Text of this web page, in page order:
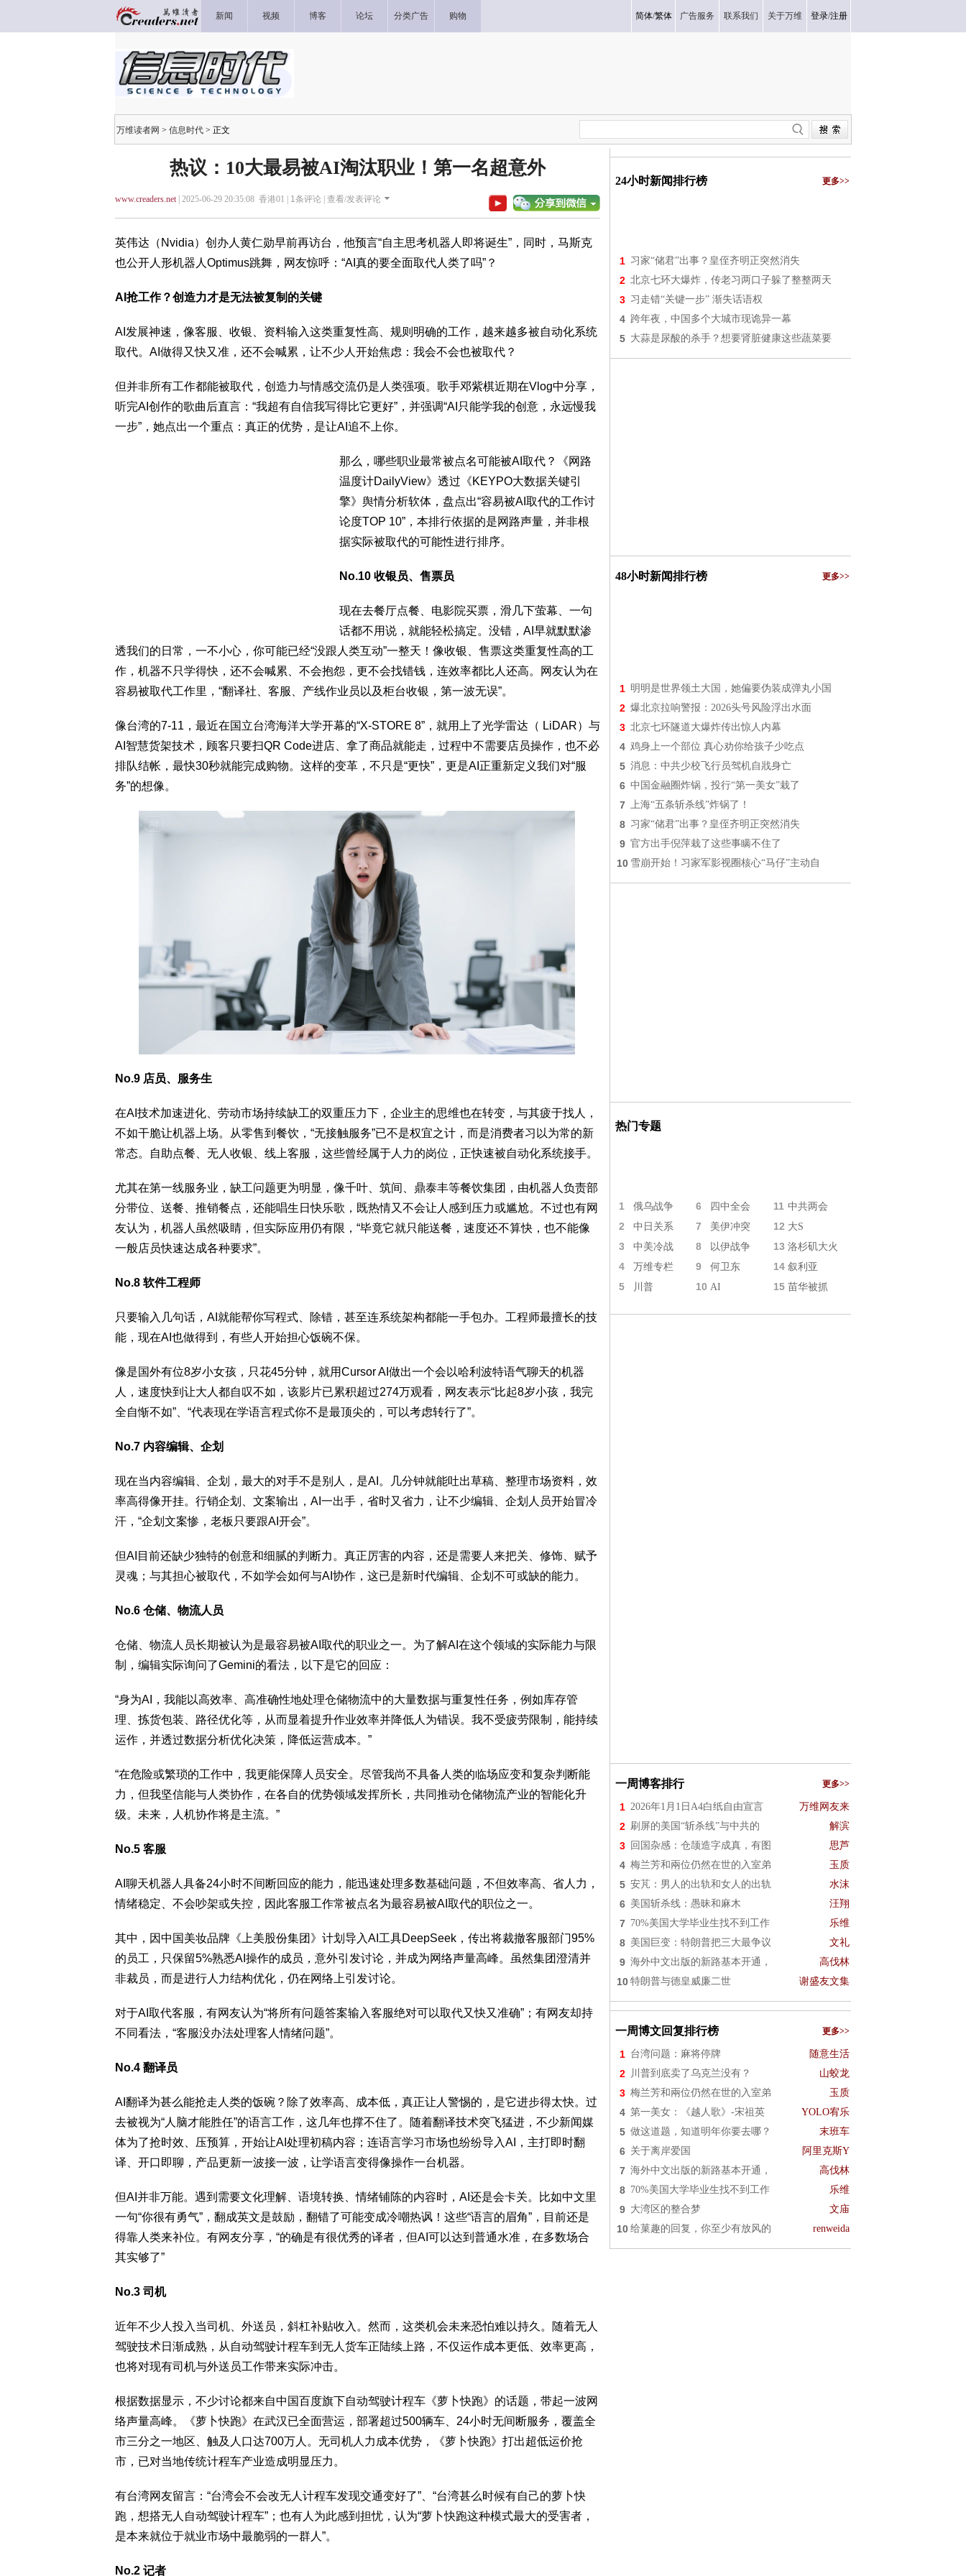
新闻 视频 博客 论坛 分类广告 购物 简体/繁体 广告服务 联系我们 关于万维 登录/注册
万维读者网 > 信息时代 > 正文
热议：10大最易被AI淘汰职业！第一名超意外
www.creaders.net| 2025-06-29 20:35:08 香港01 | 1条评论 | 查看/发表评论
英伟达（Nvidia）创办人黄仁勋早前再访台，他预言“自主思考机器人即将诞生”，同时，马斯克
也公开人形机器人Optimus跳舞，网友惊呼：“AI真的要全面取代人类了吗”？
AI抢工作？创造力才是无法被复制的关键
AI发展神速，像客服、收银、资料输入这类重复性高、规则明确的工作，越来越多被自动化系统
取代。AI做得又快又准，还不会喊累，让不少人开始焦虑：我会不会也被取代？
但并非所有工作都能被取代，创造力与情感交流仍是人类强项。歌手邓紫棋近期在Vlog中分享，
听完AI创作的歌曲后直言：“我超有自信我写得比它更好”，并强调“AI只能学我的创意，永远慢我
一步”，她点出一个重点：真正的优势，是让AI追不上你。
那么，哪些职业最常被点名可能被AI取代？《网路
温度计DailyView》透过《KEYPO大数据关键引
擎》舆情分析软体，盘点出“容易被AI取代的工作讨
论度TOP 10”，本排行依据的是网路声量，并非根
据实际被取代的可能性进行排序。
No.10 收银员、售票员
现在去餐厅点餐、电影院买票，滑几下萤幕、一句
话都不用说，就能轻松搞定。没错，AI早就默默渗
透我们的日常，一不小心，你可能已经“没跟人类互动”一整天！像收银、售票这类重复性高的工
作，机器不只学得快，还不会喊累、不会抱怨，更不会找错钱，连效率都比人还高。网友认为在
容易被取代工作里，“翻译社、客服、产线作业员以及柜台收银，第一波无误”。
像台湾的7-11，最近在国立台湾海洋大学开幕的“X-STORE 8”，就用上了光学雷达（ LiDAR）与
AI智慧货架技术，顾客只要扫QR Code进店、拿了商品就能走，过程中不需要店员操作，也不必
排队结帐，最快30秒就能完成购物。这样的变革，不只是“更快”，更是AI正重新定义我们对“服
务”的想像。
No.9 店员、服务生
在AI技术加速进化、劳动市场持续缺工的双重压力下，企业主的思维也在转变，与其疲于找人，
不如干脆让机器上场。从零售到餐饮，“无接触服务”已不是权宜之计，而是消费者习以为常的新
常态。自助点餐、无人收银、线上客服，这些曾经属于人力的岗位，正快速被自动化系统接手。
尤其在第一线服务业，缺工问题更为明显，像千叶、筑间、鼎泰丰等餐饮集团，由机器人负责部
分带位、送餐、推销餐点，还能唱生日快乐歌，既热情又不会让人感到压力或尴尬。不过也有网
友认为，机器人虽然吸睛，但实际应用仍有限，“毕竟它就只能送餐，速度还不算快，也不能像
一般店员快速达成各种要求”。
No.8 软件工程师
只要输入几句话，AI就能帮你写程式、除错，甚至连系统架构都能一手包办。工程师最擅长的技
能，现在AI也做得到，有些人开始担心饭碗不保。
像是国外有位8岁小女孩，只花45分钟，就用Cursor AI做出一个会以哈利波特语气聊天的机器
人，速度快到让大人都自叹不如，该影片已累积超过274万观看，网友表示“比起8岁小孩，我完
全自惭不如”、“代表现在学语言程式你不是最顶尖的，可以考虑转行了”。
No.7 内容编辑、企划
现在当内容编辑、企划，最大的对手不是别人，是AI。几分钟就能吐出草稿、整理市场资料，效
率高得像开挂。行销企划、文案输出，AI一出手，省时又省力，让不少编辑、企划人员开始冒冷
汗，“企划文案惨，老板只要跟AI开会”。
但AI目前还缺少独特的创意和细腻的判断力。真正厉害的内容，还是需要人来把关、修饰、赋予
灵魂；与其担心被取代，不如学会如何与AI协作，这已是新时代编辑、企划不可或缺的能力。
No.6 仓储、物流人员
仓储、物流人员长期被认为是最容易被AI取代的职业之一。为了解AI在这个领域的实际能力与限
制，编辑实际询问了Gemini的看法，以下是它的回应：
“身为AI，我能以高效率、高准确性地处理仓储物流中的大量数据与重复性任务，例如库存管
理、拣货包装、路径优化等，从而显着提升作业效率并降低人为错误。我不受疲劳限制，能持续
运作，并透过数据分析优化决策，降低运营成本。”
“在危险或繁琐的工作中，我更能保障人员安全。尽管我尚不具备人类的临场应变和复杂判断能
力，但我坚信能与人类协作，在各自的优势领域发挥所长，共同推动仓储物流产业的智能化升
级。未来，人机协作将是主流。”
No.5 客服
AI聊天机器人具备24小时不间断回应的能力，能迅速处理多数基础问题，不但效率高、省人力，
情绪稳定、不会吵架或失控，因此客服工作常被点名为最容易被AI取代的职位之一。
其中，因中国美妆品牌《上美股份集团》计划导入AI工具DeepSeek，传出将裁撤客服部门95%
的员工，只保留5%熟悉AI操作的成员，意外引发讨论，并成为网络声量高峰。虽然集团澄清并
非裁员，而是进行人力结构优化，仍在网络上引发讨论。
对于AI取代客服，有网友认为“将所有问题答案输入客服绝对可以取代又快又准确”；有网友却持
不同看法，“客服没办法处理客人情绪问题”。
No.4 翻译员
AI翻译为甚么能抢走人类的饭碗？除了效率高、成本低，真正让人警惕的，是它进步得太快。过
去被视为“人脑才能胜任”的语言工作，这几年也撑不住了。随着翻译技术突飞猛进，不少新闻媒
体为了抢时效、压预算，开始让AI处理初稿内容；连语言学习市场也纷纷导入AI，主打即时翻
译、开口即聊，产品更新一波接一波，让学语言变得像操作一台机器。
但AI并非万能。遇到需要文化理解、语境转换、情绪铺陈的内容时，AI还是会卡关。比如中文里
一句“你很有勇气”，翻成英文是鼓励，翻错了可能变成冷嘲热讽！这些“语言的眉角”，目前还是
得靠人类来补位。有网友分享，“的确是有很优秀的译者，但AI可以达到普通水准，在多数场合
其实够了”
No.3 司机
近年不少人投入当司机、外送员，斜杠补贴收入。然而，这类机会未来恐怕难以持久。随着无人
驾驶技术日渐成熟，从自动驾驶计程车到无人货车正陆续上路，不仅运作成本更低、效率更高，
也将对现有司机与外送员工作带来实际冲击。
根据数据显示，不少讨论都来自中国百度旗下自动驾驶计程车《萝卜快跑》的话题，带起一波网
络声量高峰。《萝卜快跑》在武汉已全面营运，部署超过500辆车、24小时无间断服务，覆盖全
市三分之一地区、触及人口达700万人。无司机人力成本优势，《萝卜快跑》打出超低运价抢
市，已对当地传统计程车产业造成明显压力。
有台湾网友留言：“台湾会不会改无人计程车发现交通变好了”、“台湾甚么时候有自己的萝卜快
跑，想搭无人自动驾驶计程车”；也有人为此感到担忧，认为“萝卜快跑这种模式最大的受害者，
是本来就位于就业市场中最脆弱的一群人”。
No.2 记者
24小时新闻排行榜 更多>>
1 习家“储君”出事？皇侄齐明正突然消失
2 北京七环大爆炸，传老习两口子躲了整整两天
3 习走错“关键一步” 渐失话语权
4 跨年夜，中国多个大城市现诡异一幕
5 大蒜是尿酸的杀手？想要肾脏健康这些蔬菜要
48小时新闻排行榜 更多>>
1 明明是世界领土大国，她偏要伪装成弹丸小国
2 爆北京拉响警报：2026头号风险浮出水面
3 北京七环隧道大爆炸传出惊人内幕
4 鸡身上一个部位 真心劝你给孩子少吃点
5 消息：中共少校飞行员驾机自戕身亡
6 中国金融圈炸锅，投行“第一美女”栽了
7 上海“五条斩杀线”炸锅了！
8 习家“储君”出事？皇侄齐明正突然消失
9 官方出手倪萍栽了这些事瞒不住了
10 雪崩开始！习家军影视圈核心“马仔”主动自
热门专题
1 俄乌战争 6 四中全会 11 中共两会
2 中日关系 7 美伊冲突 12 大S
3 中美冷战 8 以伊战争 13 洛杉矶大火
4 万维专栏 9 何卫东 14 叙利亚
5 川普 10 AI 15 苗华被抓
一周博客排行 更多>>
1 2026年1月1日A4白纸自由宣言 万维网友来
2 刷屏的美国“斩杀线”与中共的 解滨
3 回国杂感：仓颉造字成真，有图 思芦
4 梅兰芳和兩位仍然在世的入室弟 玉质
5 安芃：男人的出轨和女人的出轨 水沫
6 美国斩杀线：愚昧和麻木 汪翔
7 70%美国大学毕业生找不到工作 乐维
8 美国巨变：特朗普把三大最争议 文礼
9 海外中文出版的新路基本开通， 高伐林
10 特朗普与德皇威廉二世 谢盛友文集
一周博文回复排行榜 更多>>
1 台湾问题：麻将停牌 随意生活
2 川普到底卖了乌克兰没有？ 山蛟龙
3 梅兰芳和兩位仍然在世的入室弟 玉质
4 第一美女：《越人歌》-宋祖英 YOLO宥乐
5 做这道题，知道明年你要去哪？ 末班车
6 关于离岸爱国 阿里克斯Y
7 海外中文出版的新路基本开通， 高伐林
8 70%美国大学毕业生找不到工作 乐维
9 大湾区的整合梦 文庙
10 给菓趣的回复，你至少有放风的 renweida